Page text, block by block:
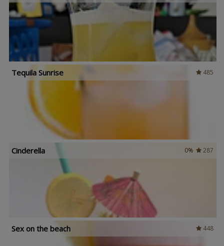
485
Tequila Sunrise
287
0%
Cinderella
448
Sex on the beach